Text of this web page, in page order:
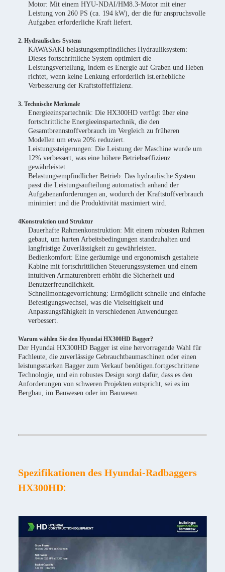
Motor: Mit einem HYU-NDAI/HM8.3-Motor mit einer
Leistung von 260 PS (ca. 194 kW), der die für anspruchsvolle
Aufgaben erforderliche Kraft liefert.
2. Hydraulisches System
KAWASAKI belastungsempfindliches Hydrauliksystem:
Dieses fortschrittliche System optimiert die
Leistungsverteilung, indem es Energie auf Graben und Heben
richtet, wenn keine Lenkung erforderlich ist.erhebliche
Verbesserung der Kraftstoffeffizienz.
3. Technische Merkmale
Energieeinspartechnik: Die HX300HD verfügt über eine
fortschrittliche Energieeinspartechnik, die den
Gesamtbrennstoffverbrauch im Vergleich zu früheren
Modellen um etwa 20% reduziert.
Leistungssteigerungen: Die Leistung der Maschine wurde um
12% verbessert, was eine höhere Betriebseffizienz
gewährleistet.
Belastungsempfindlicher Betrieb: Das hydraulische System
passt die Leistungsaufteilung automatisch anhand der
Aufgabenanforderungen an, wodurch der Kraftstoffverbrauch
minimiert und die Produktivität maximiert wird.
4Konstruktion und Struktur
Dauerhafte Rahmenkonstruktion: Mit einem robusten Rahmen
gebaut, um harten Arbeitsbedingungen standzuhalten und
langfristige Zuverlässigkeit zu gewährleisten.
Bedienkomfort: Eine geräumige und ergonomisch gestaltete
Kabine mit fortschrittlichen Steuerungssystemen und einem
intuitiven Armaturenbrett erhöht die Sicherheit und
Benutzerfreundlichkeit.
Schnellmontagevorrichtung: Ermöglicht schnelle und einfache
Befestigungswechsel, was die Vielseitigkeit und
Anpassungsfähigkeit in verschiedenen Anwendungen
verbessert.
Warum wählen Sie den Hyundai HX300HD Bagger?
Der Hyundai HX300HD Bagger ist eine hervorragende Wahl für
Fachleute, die zuverlässige Gebrauchtbaumaschinen oder einen
leistungsstarken Bagger zum Verkauf benötigen.fortgeschrittene
Technologie, und ein robustes Design sorgt dafür, dass es den
Anforderungen von schweren Projekten entspricht, sei es im
Bergbau, im Bauwesen oder im Bauwesen.
Spezifikationen des Hyundai-Radbaggers
HX300HD: